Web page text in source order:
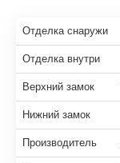
Отделка снаружи
Отделка внутри
Верхний замок
Нижний замок
Производитель